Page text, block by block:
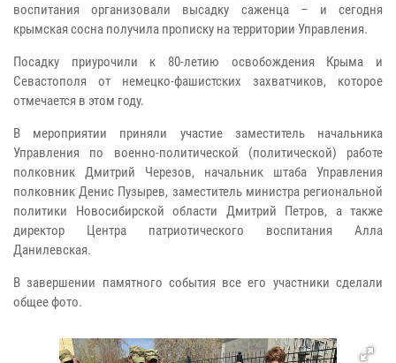
воспитания организовали высадку саженца – и сегодня
крымская сосна получила прописку на территории Управления.
Посадку приурочили к 80-летию освобождения Крыма и
Севастополя от немецко-фашистских захватчиков, которое
отмечается в этом году.
В мероприятии приняли участие заместитель начальника
Управления по военно-политической (политической) работе
полковник Дмитрий Черезов, начальник штаба Управления
полковник Денис Пузырев, заместитель министра региональной
политики Новосибирской области Дмитрий Петров, а также
директор Центра патриотического воспитания Алла
Данилевская.
В завершении памятного события все его участники сделали
общее фото.